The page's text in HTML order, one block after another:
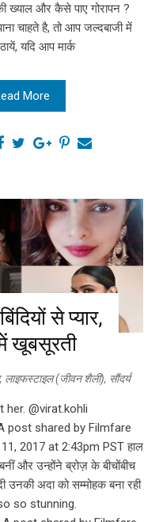
ख्याल और कैसे पाए गोरापन ?
चाहते है, तो आप जल्दबाजी में
यदि आप मार्क
More
से प्यार,
खूबसूरती
, लाइफस्टाइल (जीवन शैली), सौंदर्य
her. @virat.kohli
post shared by Filmfare
2017 at 2:43pm PST हाल
और उन्होंने ब्रोज़ के बीचोंबीच
उनकी अदा को सम्मोहक बना रही
so stunning.